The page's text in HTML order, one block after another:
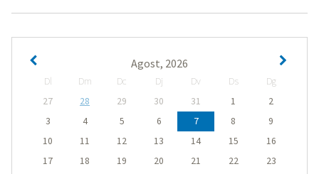
Agost, 2026
Dl Dm Dc Dj Dv Ds
Dg
27
28 29 30 31 1
2
3
4 5 6 7 8
9
10
11 12 13 14 15
16
17
18 19 20 21 22
23